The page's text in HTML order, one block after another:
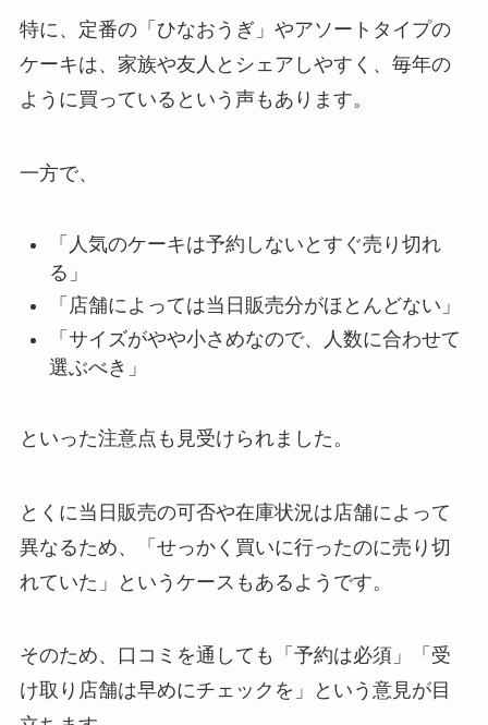
特に、定番の「ひなおうぎ」やアソートタイプの
ケーキは、家族や友人とシェアしやすく、毎年の
ように買っているという声もあります。
一方で、
「人気のケーキは予約しないとすぐ売り切れ
る」
「店舗によっては当日販売分がほとんどない」
「サイズがやや小さめなので、人数に合わせて
選ぶべき」
といった注意点も見受けられました。
とくに当日販売の可否や在庫状況は店舗によって
異なるため、「せっかく買いに行ったのに売り切
れていた」というケースもあるようです。
そのため、口コミを通しても「予約は必須」「受
け取り店舗は早めにチェックを」という意見が目